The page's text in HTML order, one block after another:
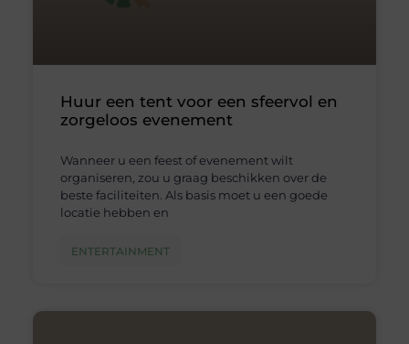
Huur een tent voor een sfeervol en
zorgeloos evenement
Wanneer u een feest of evenement wilt
organiseren, zou u graag beschikken over de
beste faciliteiten. Als basis moet u een goede
locatie hebben en
ENTERTAINMENT